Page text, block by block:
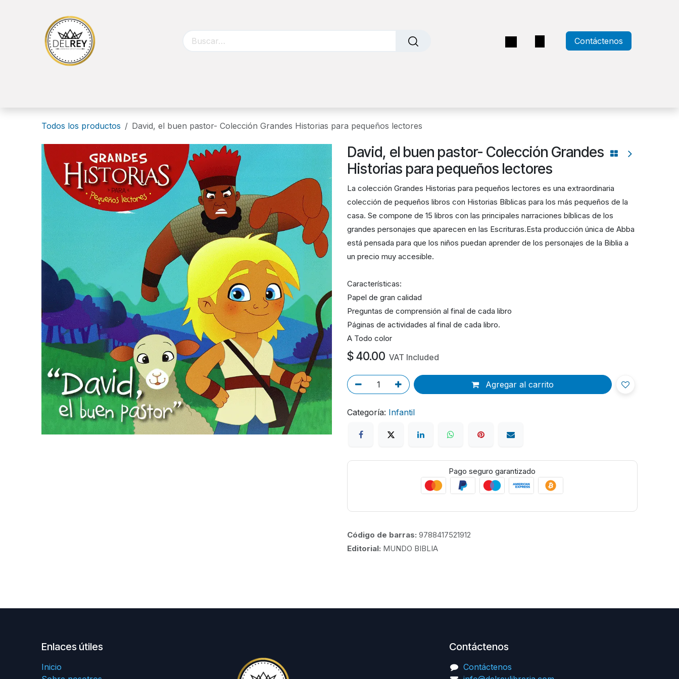
Contáctenos
Todos los productos David, el buen pastor- Colección Grandes Historias para pequeños lectores
David, el buen pastor- Colección Grandes
Historias para pequeños lectores
La colección Grandes Historias para pequeños lectores es una extraordinaria
colección de pequeños libros con Historias Bíblicas para los más pequeños de la
casa. Se compone de 15 libros con las principales narraciones bíblicas de los
grandes personajes que aparecen en las Escrituras.Esta producción única de Abba
está pensada para que los niños puedan aprender de los personajes de la Biblia a
un precio muy accesible.
Características:
Papel de gran calidad
Preguntas de comprensión al final de cada libro
Páginas de actividades al final de cada libro.
A Todo color
$40.00 VAT Included
Agregar al carrito
Categoría: Infantil
Pago seguro garantizado
Código de barras: 9788417521912
Editorial: MUNDO BIBLIA
Enlaces útiles
Inicio
Contáctenos
Contáctenos